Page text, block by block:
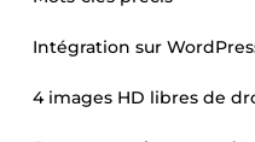
Intégration sur
4 images HD libres de